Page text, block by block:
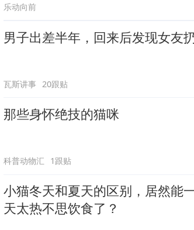
乐动向前
男子出差半年，回来后发现女友
瓦斯讲事 20跟贴
那些身怀绝技的猫咪
科普动物汇 1跟贴
小猫冬天和夏天的区别，居然能
天太热不思饮食了？